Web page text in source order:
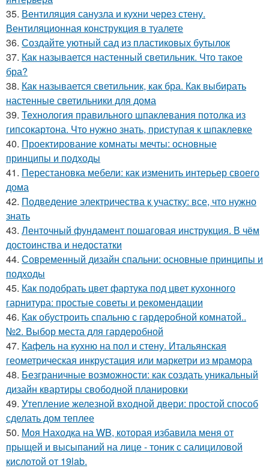
35. Вентиляция санузла и кухни через стену.
Вентиляционная конструкция в туалете
36. Создайте уютный сад из пластиковых бутылок
37. Как называется настенный светильник. Что такое
бра?
38. Как называется светильник, как бра. Как выбирать
настенные светильники для дома
39. Технология правильного шпаклевания потолка из
гипсокартона. Что нужно знать, приступая к шпаклевке
40. Проектирование комнаты мечты: основные
принципы и подходы
41. Перестановка мебели: как изменить интерьер своего
дома
42. Подведение электричества к участку: все, что нужно
знать
43. Ленточный фундамент пошаговая инструкция. В чём
достоинства и недостатки
44. Современный дизайн спальни: основные принципы и
подходы
45. Как подобрать цвет фартука под цвет кухонного
гарнитура: простые советы и рекомендации
46. Как обустроить спальню с гардеробной комнатой..
№2. Выбор места для гардеробной
47. Кафель на кухню на пол и стену. Итальянская
геометрическая инкрустация или маркетри из мрамора
48. Безграничные возможности: как создать уникальный
дизайн квартиры свободной планировки
49. Утепление железной входной двери: простой способ
сделать дом теплее
50. Моя Находка на WB, которая избавила меня от
прыщей и высыпаний на лице - тоник с салициловой
кислотой от 19lab.